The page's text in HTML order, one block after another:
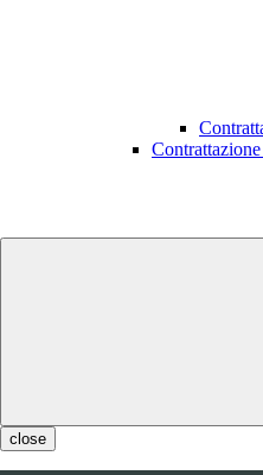
close
Costi